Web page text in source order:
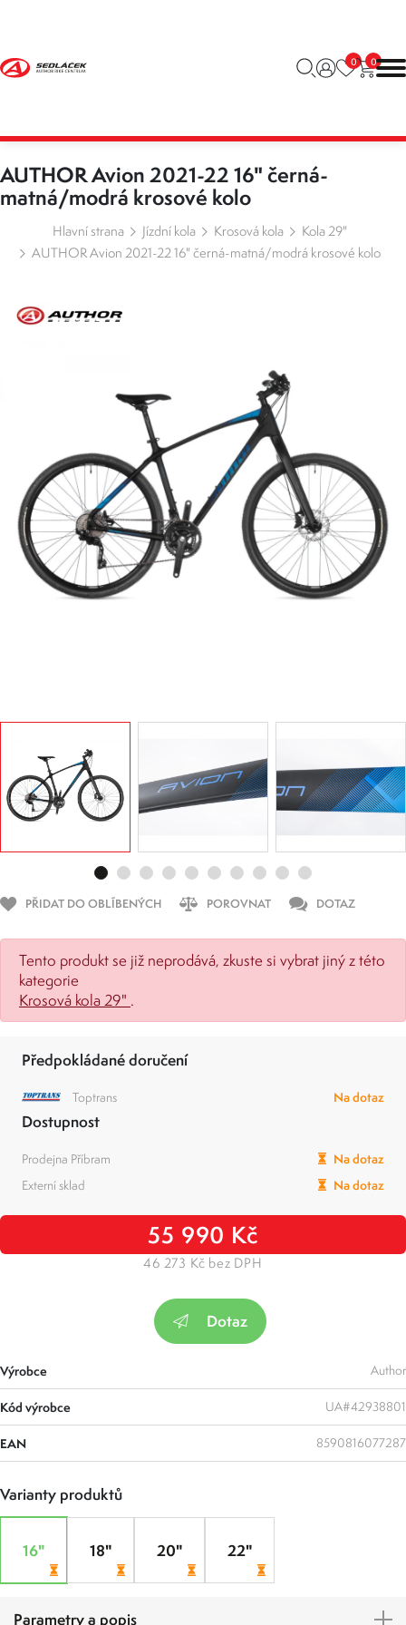
0 0
AUTHOR Avion 2021-22 16" černá-
matná/modrá krosové kolo
Hlavní strana Jízdní kola Krosová kola
Kola 29"
AUTHOR Avion 2021-22 16" černá-matná/modrá krosové kolo
PŘIDAT DO OBLÍBENÝCH POROVNAT DOTAZ
Tento produkt se již neprodává, zkuste si vybrat jiný z této
kategorie
Krosová kola 29" .
Předpokládané doručení
Toptrans Na dotaz
Dostupnost
Prodejna Příbram
Na dotaz
Externí sklad
Na dotaz
55 990 Kč
46 273 Kč bez DPH
Dotaz
Výrobce Author
Kód výrobce UA#42938801
EAN 8590816077287
Varianty produktů
16" 18" 20" 22"
Parametry a popis